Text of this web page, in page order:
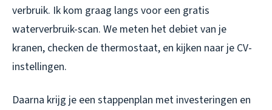
verbruik. Ik kom graag langs voor een gratis
waterverbruik-scan. We meten het debiet van je
kranen, checken de thermostaat, en kijken naar je CV-
instellingen.
Daarna krijg je een stappenplan met investeringen en